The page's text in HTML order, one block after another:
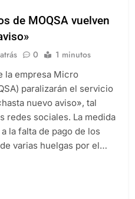
de MOQSA vuelven
0 1 minutos
la empresa Micro
paralizarán el servicio
nuevo aviso», tal
redes sociales. La medida
la falta de pago de los
varias huelgas por el…